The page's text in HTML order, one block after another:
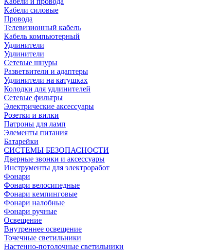
Кабели силовые
Провода
Телевизионный кабель
Кабель компьютерный
Удлинители
Удлинители
Сетевые шнуры
Разветвители и адаптеры
Удлинители на катушках
Колодки для удлинителей
Сетевые фильтры
Электрические аксессуары
Розетки и вилки
Патроны для ламп
Элементы питания
Батарейки
СИСТЕМЫ БЕЗОПАСНОСТИ
Дверные звонки и аксессуары
Инструменты для электроработ
Фонари
Фонари велосипедные
Фонари кемпинговые
Фонари налобные
Фонари ручные
Освещение
Внутреннее освещение
Точечные светильники
Настенно-потолочные светильники